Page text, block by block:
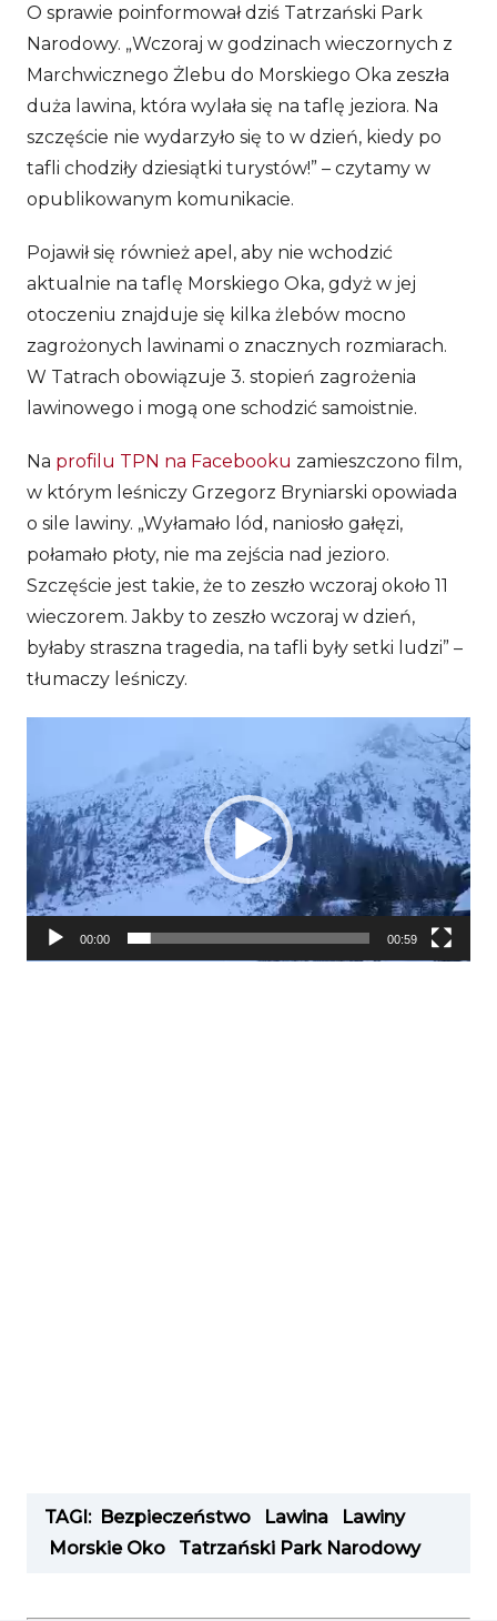
O sprawie poinformował dziś Tatrzański Park
Narodowy. „Wczoraj w godzinach wieczornych z
Marchwicznego Żlebu do Morskiego Oka zeszła
duża lawina, która wylała się na taflę jeziora. Na
szczęście nie wydarzyło się to w dzień, kiedy po
tafli chodziły dziesiątki turystów!” – czytamy w
opublikowanym komunikacie.
Pojawił się również apel, aby nie wchodzić
aktualnie na taflę Morskiego Oka, gdyż w jej
otoczeniu znajduje się kilka żlebów mocno
zagrożonych lawinami o znacznych rozmiarach.
W Tatrach obowiązuje 3. stopień zagrożenia
lawinowego i mogą one schodzić samoistnie.
Na profilu TPN na Facebooku zamieszczono film,
w którym leśniczy Grzegorz Bryniarski opowiada
o sile lawiny. „Wyłamało lód, naniosło gałęzi,
połamało płoty, nie ma zejścia nad jezioro.
Szczęście jest takie, że to zeszło wczoraj około 11
wieczorem. Jakby to zeszło wczoraj w dzień,
byłaby straszna tragedia, na tafli były setki ludzi” –
tłumaczy leśniczy.
00:00 00:59
TAGI: Bezpieczeństwo Lawina
Lawiny
Morskie Oko
Tatrzański Park Narodowy